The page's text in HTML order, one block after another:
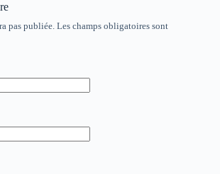
pas publiée. Les champs obligatoires sont